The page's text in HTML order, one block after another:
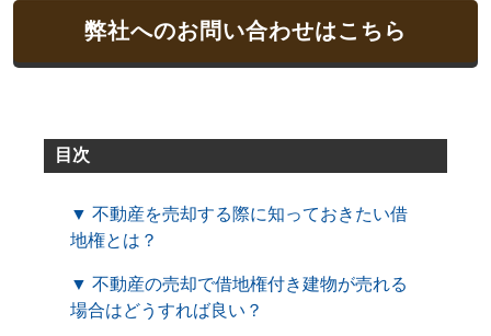
弊社へのお問い合わせはこちら
目次
▼ 不動産を売却する際に知っておきたい借
地権とは？
▼ 不動産の売却で借地権付き建物が売れる
場合はどうすれば良い？